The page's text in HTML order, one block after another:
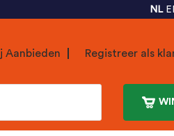
NL
Aanbieden Registreer als